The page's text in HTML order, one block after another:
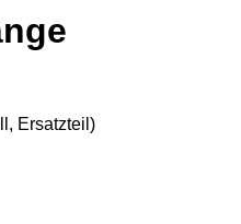
Ersatzteil)